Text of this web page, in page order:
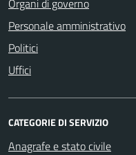
Organi di governo
Personale amministrativo
Politici
Uffici
CATEGORIE DI SERVIZIO
Anagrafe e stato civile